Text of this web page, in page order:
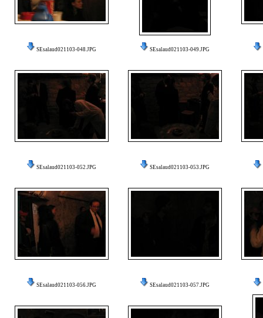
SEsalaud021103-048.JPG SEsalaud021103-049.JPG
SEsalaud021103-052.JPG SEsalaud021103-053.JPG
SEsalaud021103-056.JPG SEsalaud021103-057.JPG